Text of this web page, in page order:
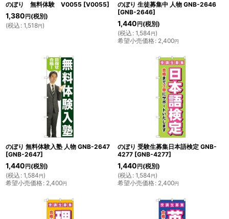
のぼり 無料体験 V0055 [V0055]
1,380 円 (税別)
(税込 : 1,518円)
のぼり 生徒募集中 人物 GNB-2646
[GNB-2646]
1,440 円 (税別)
(税込 : 1,584円)
希望小売価格: 2,400円
のぼり 無料体験入塾 人物 GNB-2647
[GNB-2647]
1,440 円 (税別)
(税込 : 1,584円)
希望小売価格: 2,400円
のぼり 受験生募集日本語検定 GNB-
4277 [GNB-4277]
1,440 円 (税別)
(税込 : 1,584円)
希望小売価格: 2,400円